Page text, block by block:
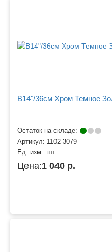
B14"/36см Хром Темное
Остаток на складе:
Артикул: 1102-3079
Ед. изм.: шт.
Цена:1 040 р.